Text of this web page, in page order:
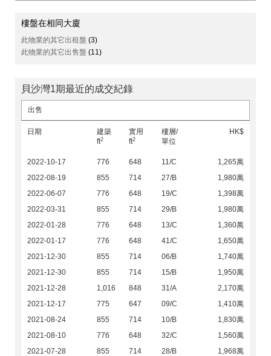
樓盤在相同大廈
此物業的其它出租盤 (3)
此物業的其它出售盤 (11)
貝沙灣1期最近的成交紀錄
出售
日期
建築
ft2
實用
ft2
樓層/
單位
HK$
2022-10-17 776 648 11/C
1,265萬
2022-08-19
855 714 27/B
1,980萬
2022-06-07
776 648 19/C
1,398萬
2022-03-31
855 714 29/B
1,980萬
2022-01-28
776 648 13/C
1,360萬
2022-01-17
776 648 41/C
1,650萬
2021-12-30
855 714 06/B
1,740萬
2021-12-30
855 714 15/B
1,950萬
2021-12-28
1,016 848 31/A
2,170萬
2021-12-17
775 647 09/C
1,410萬
2021-08-24
855 714 10/B
1,830萬
2021-08-10
776 648 32/C
1,560萬
2021-07-28
855 714 28/B 1,968萬